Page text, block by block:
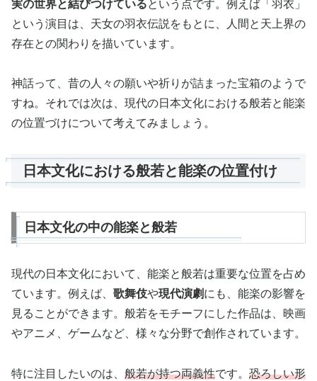
実の世界と結びつけているという点です。例えば「羽衣」
という演目は、天女の羽衣伝説をもとに、人間と天上界の
存在との関わりを描いています。
神話って、昔の人々の願いや祈りが詰まった宝箱のようで
すね。それでは次は、現代の日本文化における般若と能楽
の位置づけについて考えてみましょう。
日本文化における般若と能楽の位置付け
日本文化の中の能楽と般若
現代の日本文化において、能楽と般若は重要な位置を占め
ています。例えば、 歌舞伎や現代演劇 にも、能楽の影響を
見ることができます。般若をモチーフにした作品は、映画
やアニメ、ゲームなど、様々な分野で創作されています。
特に注目したいのは、 般若が持つ両義性です。 恐ろしい形